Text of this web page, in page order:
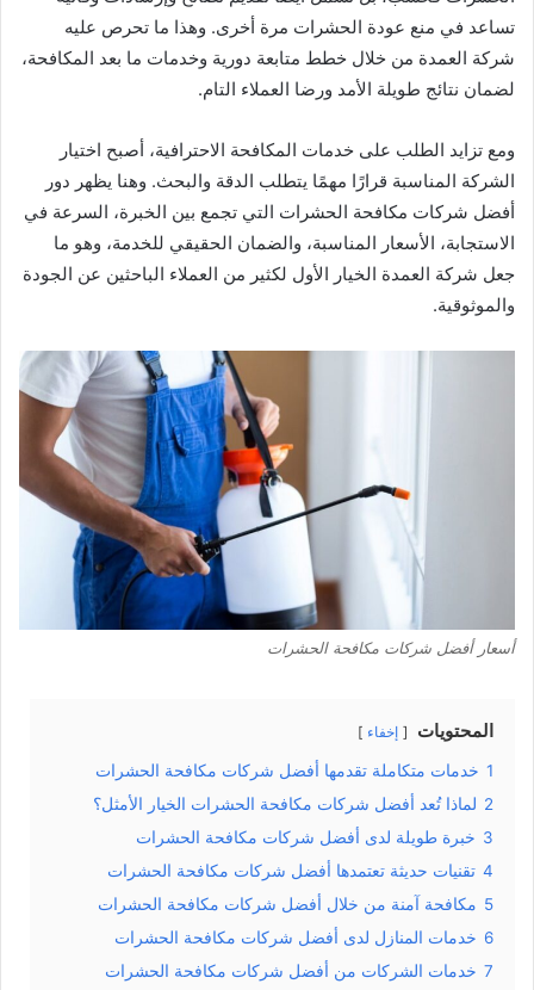
تساعد في منع عودة الحشرات مرة أخرى. وهذا ما تحرص عليه
شركة العمدة من خلال خطط متابعة دورية وخدمات ما بعد المكافحة،
لضمان نتائج طويلة الأمد ورضا العملاء التام.
ومع تزايد الطلب على خدمات المكافحة الاحترافية، أصبح اختيار
الشركة المناسبة قرارًا مهمًا يتطلب الدقة والبحث. وهنا يظهر دور
أفضل شركات مكافحة الحشرات التي تجمع بين الخبرة، السرعة في
الاستجابة، الأسعار المناسبة، والضمان الحقيقي للخدمة، وهو ما
جعل شركة العمدة الخيار الأول لكثير من العملاء الباحثين عن الجودة
والموثوقية.
أسعار أفضل شركات مكافحة الحشرات
المحتويات إخفاء
1 خدمات متكاملة تقدمها أفضل شركات مكافحة الحشرات
2 لماذا تُعد أفضل شركات مكافحة الحشرات الخيار الأمثل؟
3 خبرة طويلة لدى أفضل شركات مكافحة الحشرات
4 تقنيات حديثة تعتمدها أفضل شركات مكافحة الحشرات
5 مكافحة آمنة من خلال أفضل شركات مكافحة الحشرات
6 خدمات المنازل لدى أفضل شركات مكافحة الحشرات
7 خدمات الشركات من أفضل شركات مكافحة الحشرات